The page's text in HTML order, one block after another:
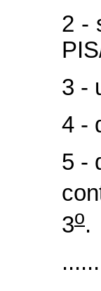
2 -
3 -
4 -
5 -
3o.